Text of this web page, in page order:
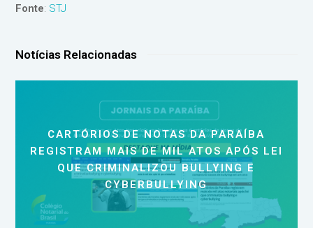
Fonte: STJ
Notícias Relacionadas
CARTÓRIOS DE NOTAS DA PARAÍBA
REGISTRAM MAIS DE MIL ATOS APÓS LEI
QUE CRIMINALIZOU BULLYING E
CYBERBULLYING